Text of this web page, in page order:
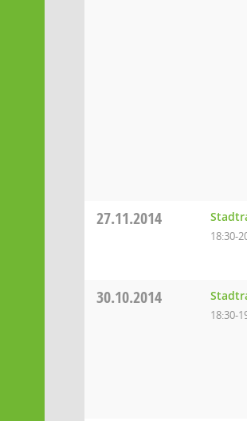
27.11.2014
18:30-
30.10.2014
18:30-